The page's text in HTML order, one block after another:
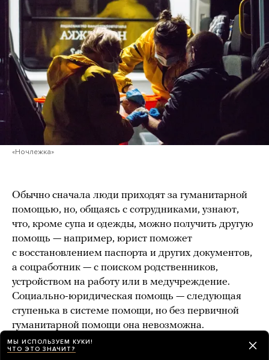
«Ночлежка»
Обычно сначала люди приходят за гуманитарной
помощью, но, общаясь с сотрудниками, узнают,
что, кроме супа и одежды, можно получить другую
помощь — например, юрист поможет
с восстановлением паспорта и других документов,
а соцработник — с поиском родственников,
устройством на работу или в медучреждение.
Социально-юридическая помощь — следующая
ступенька в системе помощи, но без первичной
гуманитарной помощи она невозможна.
У нас в последние годы появилась и помощь
МЫ ИСПОЛЬЗУЕМ КУКИ!
ЧТО ЭТО ЗНАЧИТ?